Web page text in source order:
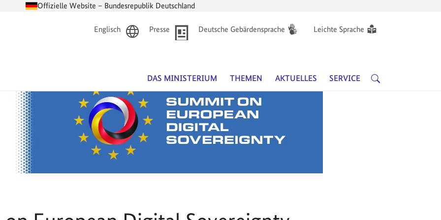
Offizielle Website – Bundesrepublik Deutschland
Englisch Presse Deutsche Gebärdensprache Leichte Sprache
DAS MINISTERIUM THEMEN AKTUELLES SERVICE SUCHE